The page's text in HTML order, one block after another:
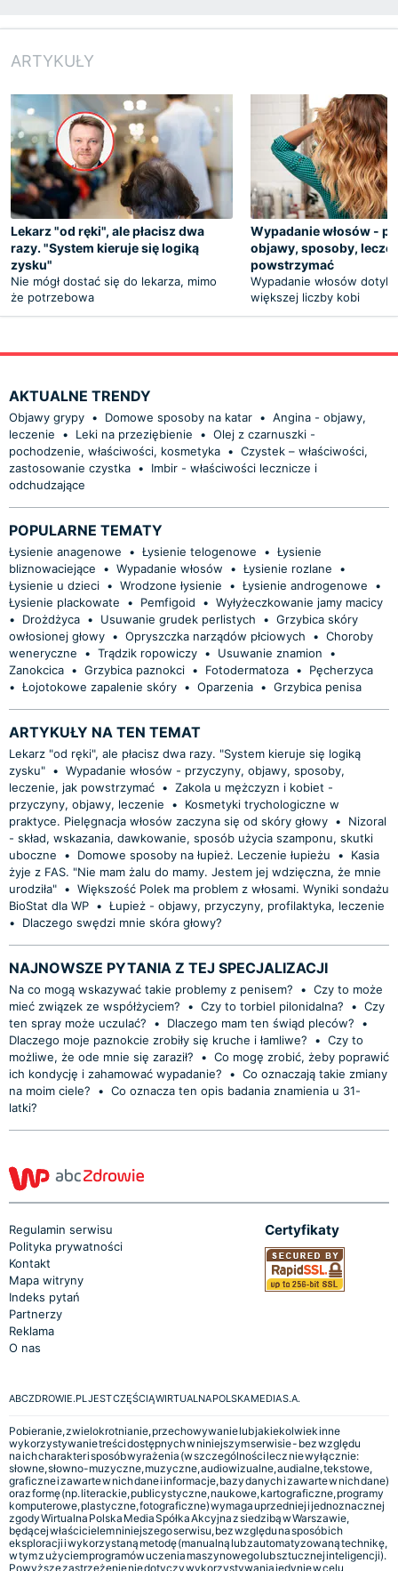
ARTYKUŁY
Lekarz "od ręki", ale płacisz dwa
razy. "System kieruje się logiką
zysku"
Nie mógł dostać się do lekarza, mimo
że potrzebowa
Wypadanie włosów -
objawy, sposoby,
powstrzymać
Wypadanie włosów
większej liczby kobi
AKTUALNE TRENDY
Objawy grypy • Domowe sposoby na katar • Angina - objawy,
leczenie
• Leki na przeziębienie • Olej z czarnuszki -
pochodzenie, właściwości, kosmetyka • Czystek – właściwości,
zastosowanie czystka •
Imbir - właściwości lecznicze i
odchudzające
POPULARNE TEMATY
Łysienie anagenowe • Łysienie telogenowe • Łysienie
bliznowaciejące
• Wypadanie włosów • Łysienie rozlane
•
Łysienie u dzieci • Wrodzone łysienie • Łysienie androgenowe
•
Łysienie plackowate
• Pemfigoid • Wyłyżeczkowanie jamy macicy
•
Drożdżyca • Usuwanie grudek perlistych • Grzybica skóry
owłosionej głowy • Opryszczka narządów płciowych • Choroby
weneryczne
• Trądzik ropowiczy • Usuwanie znamion
•
Zanokcica • Grzybica paznokci • Fotodermatoza •
Pęcherzyca
• Łojotokowe zapalenie skóry • Oparzenia • Grzybica penisa
ARTYKUŁY NA TEN TEMAT
Lekarz "od ręki", ale płacisz dwa razy. "System kieruje się logiką
zysku" • Wypadanie włosów - przyczyny, objawy, sposoby,
leczenie, jak powstrzymać • Zakola u mężczyzn i kobiet -
przyczyny, objawy, leczenie
•
Kosmetyki trychologiczne w
praktyce. Pielęgnacja włosów zaczyna się od skóry głowy •
Nizoral
- skład, wskazania, dawkowanie, sposób użycia szamponu, skutki
uboczne
• Domowe sposoby na łupież. Leczenie łupieżu •
Kasia
żyje z FAS. "Nie mam żalu do mamy. Jestem jej wdzięczna, że mnie
urodziła" • Większość Polek ma problem z włosami. Wyniki sondażu
BioStat dla WP • Łupież - objawy, przyczyny, profilaktyka, leczenie
•
Dlaczego swędzi mnie skóra głowy?
NAJNOWSZE PYTANIA Z TEJ SPECJALIZACJI
Na co mogą wskazywać takie problemy z penisem? • Czy to może
mieć związek ze współżyciem?
• Czy to torbiel pilonidalna? • Czy
ten spray może uczulać?
• Dlaczego mam ten świąd pleców?
•
Dlaczego moje paznokcie zrobiły się kruche i łamliwe?
• Czy to
możliwe, że ode mnie się zaraził?
• Co mogę zrobić, żeby poprawić
ich kondycję i zahamować wypadanie?
• Co oznaczają takie zmiany
na moim ciele?
• Co oznacza ten opis badania znamienia u 31-
latki?
Regulamin serwisu
Polityka prywatności
Kontakt
Mapa witryny
Indeks pytań
Partnerzy
Reklama
O nas
Certyfikaty
ABCZDROWIE.PL JEST CZĘŚCIĄ WIRTUALNA POLSKA MEDIA S.A.
Pobieranie, zwielokrotnianie, przechowywanie lub jakiekolwiek inne
wykorzystywanie treści dostępnych w niniejszym serwisie - bez względu
na ich charakter i sposób wyrażenia (w szczególności lecz nie wyłącznie:
słowne, słowno-muzyczne, muzyczne, audiowizualne, audialne, tekstowe,
graficzne i zawarte w nich dane i informacje, bazy danych i zawarte w nich dane)
oraz formę (np. literackie, publicystyczne, naukowe, kartograficzne, programy
komputerowe, plastyczne, fotograficzne) wymaga uprzedniej i jednoznacznej
zgody Wirtualna Polska Media Spółka Akcyjna z siedzibą w Warszawie,
będącej właścicielem niniejszego serwisu, bez względu na sposób ich
eksploracji i wykorzystaną metodę (manualną lub zautomatyzowaną technikę,
w tym z użyciem programów uczenia maszynowego lub sztucznej inteligencji).
Powyższe zastrzeżenie nie dotyczy wykorzystywania jedynie w celu